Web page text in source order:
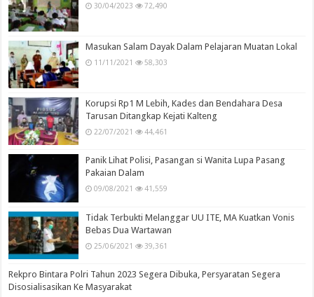
30/04/2023 72,490
Masukan Salam Dayak Dalam Pelajaran Muatan Lokal
11/11/2021 58,303
Korupsi Rp1 M Lebih, Kades dan Bendahara Desa
Tarusan Ditangkap Kejati Kalteng
22/07/2021 44,461
Panik Lihat Polisi, Pasangan si Wanita Lupa Pasang
Pakaian Dalam
09/08/2021 41,559
Tidak Terbukti Melanggar UU ITE, MA Kuatkan Vonis
Bebas Dua Wartawan
25/06/2021 39,361
Rekpro Bintara Polri Tahun 2023 Segera Dibuka, Persyaratan Segera
Disosialisasikan Ke Masyarakat